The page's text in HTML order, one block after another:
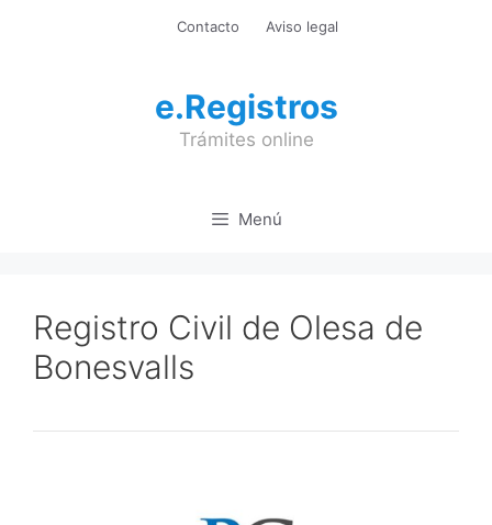
Contacto Aviso legal
e.Registros
Trámites online
Menú
Registro Civil de Olesa de
Bonesvalls